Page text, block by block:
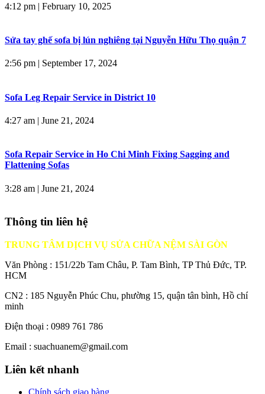
4:12 pm | February 10, 2025
Sửa tay ghế sofa bị lún nghiêng tại Nguyễn Hữu Thọ quận 7
2:56 pm September 17, 2024
Sofa Leg Repair Service in District 10
4:27 am | June 21, 2024
Sofa Repair Service in Ho Chi Minh Fixing Sagging and
Flattening Sofas
3:28 am | June 21, 2024
Thông tin liên hệ
TRUNG TÂM DỊCH VỤ SỬA CHỮA NỆM SÀI GÒN
Văn Phòng : 151/22b Tam Châu, P. Tam Bình, TP Thủ Đức, TP.
HCM
CN2 : 185 Nguyễn Phúc Chu, phường 15, quận tân bình, Hồ chí
minh
Điện thoại : 0989 761 786
Email : suachuanem@gmail.com
Liên kết nhanh